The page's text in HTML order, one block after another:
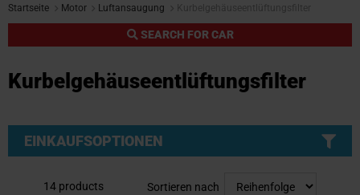
Startseite Motor Luftansaugung
SEARCH FOR CAR
Kurbelgehäuseentlüftungsfilter
EINKAUFSOPTIONEN
14 products Sortieren nach